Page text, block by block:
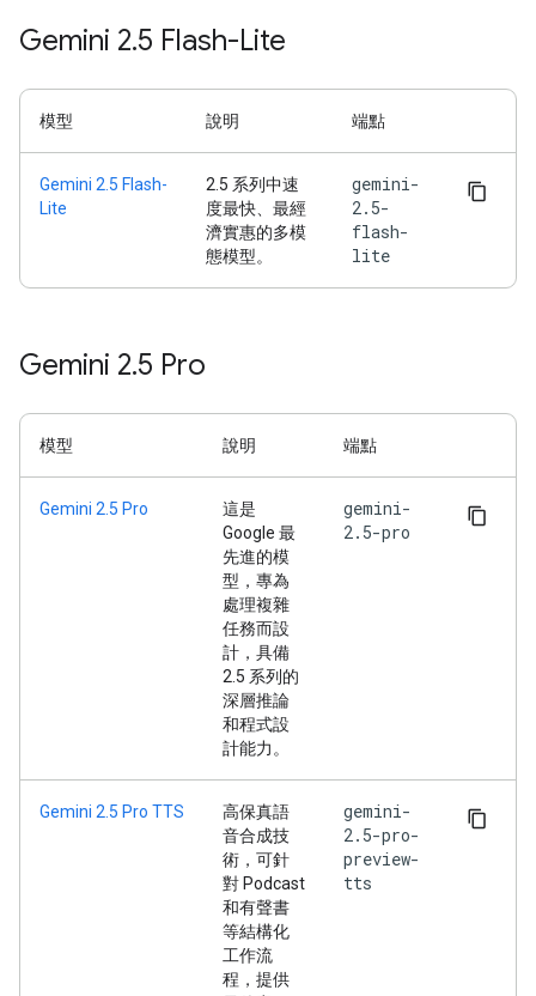
Gemini 2.5 Flash-Lite
模型 說明 端點
Gemini 2.5 Flash-
Lite
2.5 系列中速
度最快、最經
濟實惠的多模
態模型。
gemini-
2.5-
flash-
lite
Gemini 2.5 Pro
模型 說明 端點
Gemini 2.5 Pro
這是
Google 最
先進的模
型，專為
處理複雜
任務而設
計，具備
2.5 系列的
深層推論
和程式設
計能力。
gemini-
2.5-pro
Gemini 2.5 Pro TTS
高保真語
音合成技
術，可針
對 Podcast
和有聲書
等結構化
工作流
程，提供
gemini-
2.5-pro-
preview-
tts